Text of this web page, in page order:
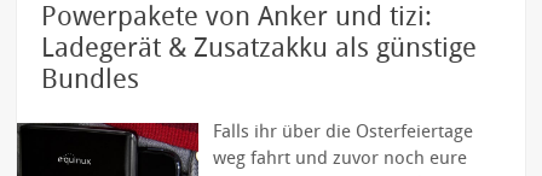
Powerpakete von Anker und tizi:
Ladegerät & Zusatzakku als günstige
Bundles
Falls ihr über die Osterfeiertage
weg fahrt und zuvor noch eure